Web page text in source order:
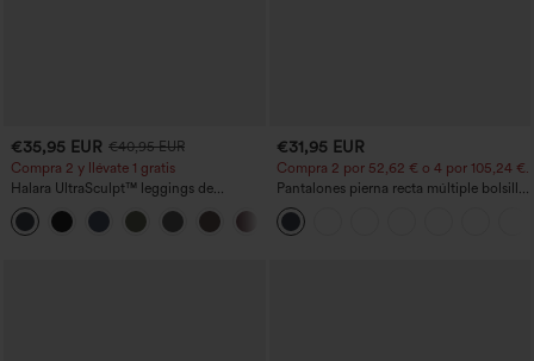
€35,95 EUR €40,95 EUR
Compra 2 y llévate 1 gratis
Halara UltraSculpt™ leggings de
entrenamiento moldeadores de talle alto
con fruncido trasero que realza los
glúteos, control de abdomen y bolsillos
€31,95 EUR
Compra 2 por 52,62 € o 4 por 105,24 €.
Pantalones pierna recta múltiple bolsillo
botón tiro alto